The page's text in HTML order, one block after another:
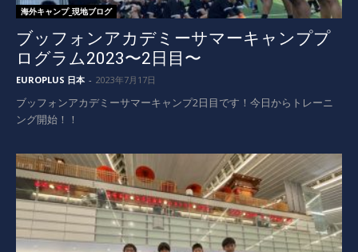
海外キャンプ_現地ブログ
ブッフォンアカデミーサマーキャンププ
ログラム2023〜2日目〜
EUROPLUS 日本 - 2023年7月17日
ブッフォンアカデミーサマーキャンプ2日目です！今日からトレーニ
ング開始！！